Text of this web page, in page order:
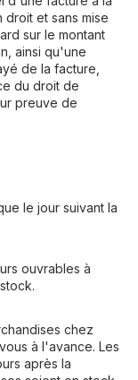
et sans mise
sur le montant
ainsi qu'une
de la facture,
du droit de
preuve de
le jour suivant la
ouvrables à
chez
à l'avance. Les
après la